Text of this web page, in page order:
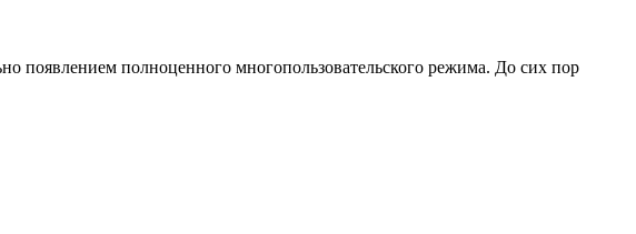
появлением полноценного многопользовательского режима. До сих пор